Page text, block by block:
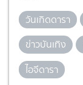
วันเกิดดารา
ข่าวบันเทิง
ไอจีดารา